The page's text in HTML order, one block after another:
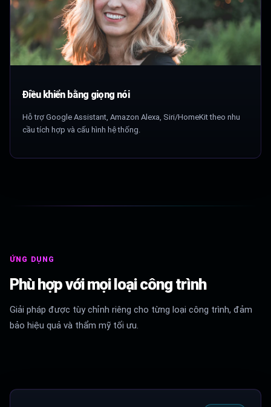
Điều khiển bằng giọng nói
Hỗ trợ Google Assistant, Amazon Alexa, Siri/HomeKit theo nhu
cầu tích hợp và cấu hình hệ thống.
ỨNG DỤNG
Phù hợp với mọi loại công trình
Giải pháp được tùy chỉnh riêng cho từng loại công trình, đảm
bảo hiệu quả và thẩm mỹ tối ưu.